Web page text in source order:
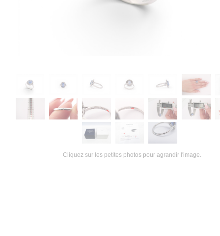
Cliquez sur les petites photos pour agrandir l'image.